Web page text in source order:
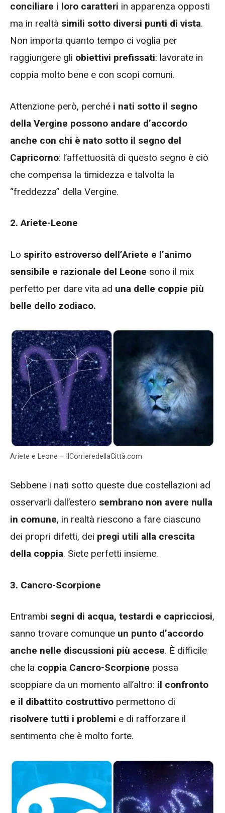
conciliare i loro caratteri in apparenza opposti
ma in realtà simili sotto diversi punti di vista.
Non importa quanto tempo ci voglia per
raggiungere gli obiettivi prefissati: lavorate in
coppia molto bene e con scopi comuni.
Attenzione però, perché i nati sotto il segno
della Vergine possono andare d’accordo
anche con chi è nato sotto il segno del
Capricorno: l’affettuosità di questo segno è ciò
che compensa la timidezza e talvolta la
“freddezza” della Vergine.
2. Ariete-Leone
Lo spirito estroverso dell’Ariete e l’animo
sensibile e razionale del Leone sono il mix
perfetto per dare vita ad una delle coppie più
belle dello zodiaco.
Ariete e Leone – IlCorrieredellaCittà.com
Sebbene i nati sotto queste due costellazioni ad
osservarli dall’estero sembrano non avere nulla
in comune, in realtà riescono a fare ciascuno
dei propri difetti, dei pregi utili alla crescita
della coppia. Siete perfetti insieme.
3. Cancro-Scorpione
Entrambi segni di acqua, testardi e capricciosi,
sanno trovare comunque un punto d’accordo
anche nelle discussioni più accese. È difficile
che la coppia Cancro-Scorpione possa
scoppiare da un momento all’altro: il confronto
e il dibattito costruttivo permettono di
risolvere tutti i problemi e di rafforzare il
sentimento che è molto forte.